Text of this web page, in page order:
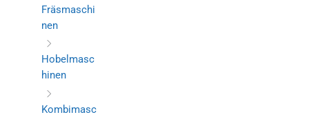
Fräsmaschi
nen
Hobelmasc
hinen
Kombimasc